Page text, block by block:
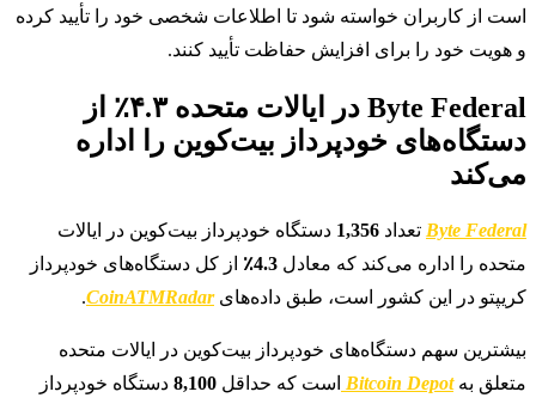
است از کاربران خواسته شود تا اطلاعات شخصی خود را تأیید کرده
و هویت خود را برای افزایش حفاظت تأیید کنند.
Byte Federal در ایالات متحده ۴.۳٪ از
دستگاه‌های خودپرداز بیت‌کوین را اداره
می‌کند
Byte Federal تعداد 1,356 دستگاه خودپرداز بیت‌کوین در ایالات
متحده را اداره می‌کند که معادل
از کل دستگاه‌های خودپرداز
کریپتو در این کشور است، طبق داده‌هایCoinATMRadar
.
بیشترین سهم دستگاه‌های خودپرداز بیت‌کوین در ایالات متحده
متعلق بهBitcoin Depot است که حداقل 8,100 دستگاه خودپرداز